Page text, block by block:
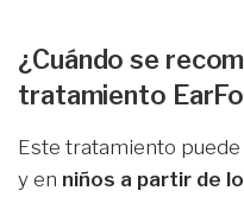
¿Cuándo se
tratamiento
Este tratamiento
y en niños a partir de